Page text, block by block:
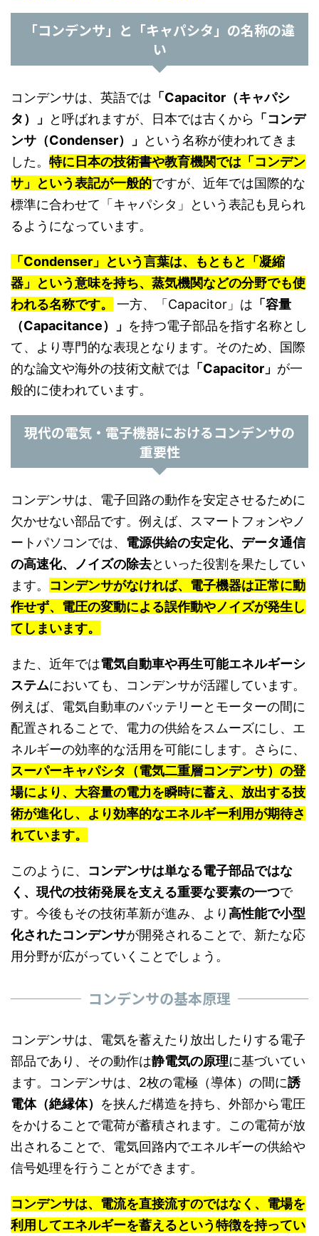
「コンデンサ」と「キャパシタ」の名称の違
い
コンデンサは、英語では 「Capacitor（キャパシ
タ）」
と呼ばれますが、日本では古くから 「コンデ
ンサ（Condenser）」
という名称が使われてきま
した。 特に日本の技術書や教育機関では「コンデン
サ」という表記が一般的ですが、近年では国際的な
標準に合わせて「キャパシタ」という表記も見られ
るようになっています。
「Condenser」という言葉は、もともと「凝縮
器」という意味を持ち、蒸気機関などの分野でも使
われる名称です。
一方、「Capacitor」は 「容量
（Capacitance）」 を持つ電子部品を指す名称とし
て、より専門的な表現となります。そのため、国際
的な論文や海外の技術文献では 「Capacitor」 が一
般的に使われています。
現代の電気・電子機器におけるコンデンサの
重要性
コンデンサは、電子回路の動作を安定させるために
欠かせない部品です。例えば、スマートフォンやノ
ートパソコンでは、 電源供給の安定化、データ通信
の高速化、ノイズの除去といった役割を果たしてい
ます。 コンデンサがなければ、電子機器は正常に動
作せず、電圧の変動による誤作動やノイズが発生し
てしまいます。
また、近年では電気自動車や再生可能エネルギーシ
ステムにおいても、コンデンサが活躍しています。
例えば、電気自動車のバッテリーとモーターの間に
配置されることで、電力の供給をスムーズにし、エ
ネルギーの効率的な活用を可能にします。さらに、
スーパーキャパシタ（電気二重層コンデンサ）の登
場により、大容量の電力を瞬時に蓄え、放出する技
術が進化し、より効率的なエネルギー利用が期待さ
れています。
このように、 コンデンサは単なる電子部品ではな
く、現代の技術発展を支える重要な要素の一つで
す。今後もその技術革新が進み、より高性能で小型
化されたコンデンサが開発されることで、新たな応
用分野が広がっていくことでしょう。
コンデンサの基本原理
コンデンサは、電気を蓄えたり放出したりする電子
部品であり、その動作は静電気の原理に基づいてい
ます。コンデンサは、2枚の電極（導体）の間に誘
電体（絶縁体） を挟んだ構造を持ち、外部から電圧
をかけることで電荷が蓄積されます。この電荷が放
出されることで、電気回路内でエネルギーの供給や
信号処理を行うことができます。
コンデンサは、電流を直接流すのではなく、電場を
利用してエネルギーを蓄えるという特徴を持ってい